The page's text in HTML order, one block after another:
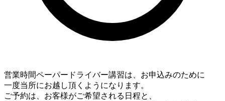
営業時間ペーパードライバー講習は、お申込みのために
一度当所にお越し頂くようになります。
ご予約は、お客様がご希望される日程と、